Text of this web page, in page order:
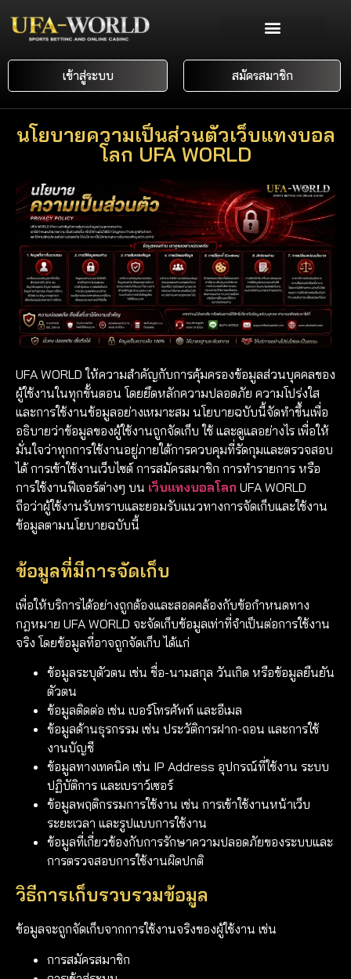
เข้าสู่ระบบ สมัครสมาชิก
นโยบายความเป็นส่วนตัวเว็บแทงบอล
โลก UFA WORLD
UFA WORLD ให้ความสำคัญกับการคุ้มครองข้อมูลส่วนบุคคลของ
ผู้ใช้งานในทุกขั้นตอน โดยยึดหลักความปลอดภัย ความโปร่งใส
และการใช้งานข้อมูลอย่างเหมาะสม นโยบายฉบับนี้จัดทำขึ้นเพื่อ
อธิบายว่าข้อมูลของผู้ใช้งานถูกจัดเก็บ ใช้ และดูแลอย่างไร เพื่อให้
มั่นใจว่าทุกการใช้งานอยู่ภายใต้การควบคุมที่รัดกุมและตรวจสอบ
ได้ การเข้าใช้งานเว็บไซต์ การสมัครสมาชิก การทำรายการ หรือ
การใช้งานฟีเจอร์ต่างๆ บน เว็บแทงบอลโลก UFA WORLD
ถือว่าผู้ใช้งานรับทราบและยอมรับแนวทางการจัดเก็บและใช้งาน
ข้อมูลตามนโยบายฉบับนี้
ข้อมูลที่มีการจัดเก็บ
เพื่อให้บริการได้อย่างถูกต้องและสอดคล้องกับข้อกำหนดทาง
กฎหมาย UFA WORLD จะจัดเก็บข้อมูลเท่าที่จำเป็นต่อการใช้งาน
จริง โดยข้อมูลที่อาจถูกจัดเก็บ ได้แก่
ข้อมูลระบุตัวตน เช่น ชื่อ-นามสกุล วันเกิด หรือข้อมูลยืนยัน
ตัวตน
ข้อมูลติดต่อ เช่น เบอร์โทรศัพท์ และอีเมล
ข้อมูลด้านธุรกรรม เช่น ประวัติการฝาก-ถอน และการใช้
งานบัญชี
ข้อมูลทางเทคนิค เช่น IP Address อุปกรณ์ที่ใช้งาน ระบบ
ปฏิบัติการ และเบราว์เซอร์
ข้อมูลพฤติกรรมการใช้งาน เช่น การเข้าใช้งานหน้าเว็บ
ระยะเวลา และรูปแบบการใช้งาน
ข้อมูลที่เกี่ยวข้องกับการรักษาความปลอดภัยของระบบและ
การตรวจสอบการใช้งานผิดปกติ
วิธีการเก็บรวบรวมข้อมูล
ข้อมูลจะถูกจัดเก็บจากการใช้งานจริงของผู้ใช้งาน เช่น
การสมัครสมาชิก